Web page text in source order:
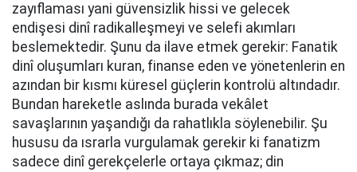
zayıflaması yani güvensizlik hissi ve gelecek
endişesi dinî radikalleşmeyi ve selefi akımları
beslemektedir. Şunu da ilave etmek gerekir: Fanatik
dinî oluşumları kuran, finanse eden ve yönetenlerin en
azından bir kısmı küresel güçlerin kontrolü altındadır.
Bundan hareketle aslında burada vekâlet
savaşlarının yaşandığı da rahatlıkla söylenebilir. Şu
hususu da ısrarla vurgulamak gerekir ki fanatizm
sadece dinî gerekçelerle ortaya çıkmaz; din